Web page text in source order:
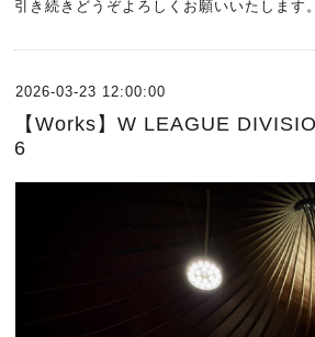
引き続きどうぞよろしくお願いいたします。
2026-03-23 12:00:00
【Works】W LEAGUE
6